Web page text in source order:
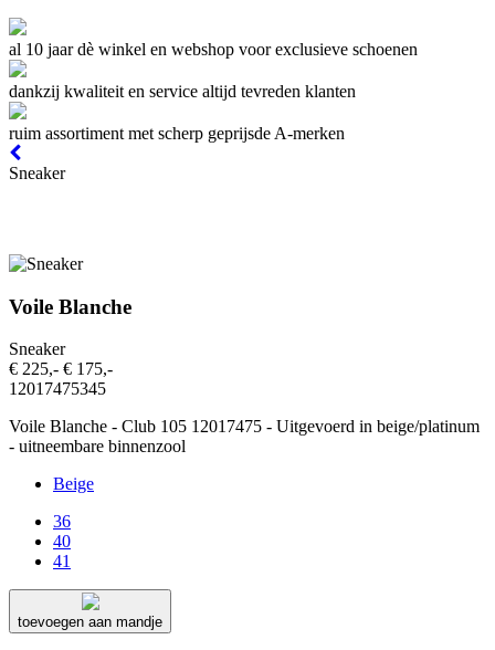
al 10 jaar dè winkel en webshop voor exclusieve schoenen
dankzij kwaliteit en service altijd tevreden klanten
ruim assortiment met scherp geprijsde A-merken
Sneaker
Voile Blanche
Sneaker
€ 225,- € 175,-
12017475345
Voile Blanche - Club 105 12017475 - Uitgevoerd in beige/platinum
- uitneembare binnenzool
Beige
36
40
41
toevoegen aan mandje